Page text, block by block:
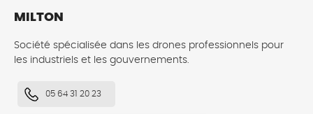
MILTON
Société spécialisée dans les drones professionnels pour
les industriels et les gouvernements.
05 64 31 20 23